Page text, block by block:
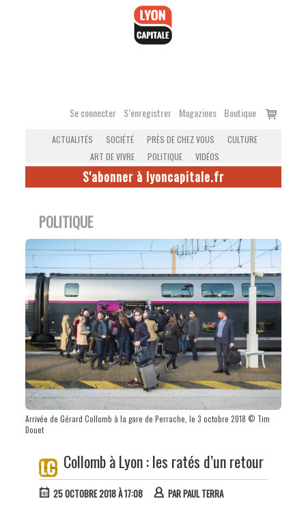
Se connecter S’enregistrer Magazines Boutique
Voir
ACTUALITÉS SOCIÉTÉ PRÈS DE CHEZ VOUS
CULTURE
ART DE VIVRE
POLITIQUE VIDÉOS
S'abonner à lyoncapitale.fr
POLITIQUE
Arrivée de Gérard Collomb à la gare de Perrache, le 3 octobre 2018 © Tim
Douet
Collomb à Lyon : les ratés d’un retour
25 OCTOBRE 2018 À 17:08 PARPAUL TERRA